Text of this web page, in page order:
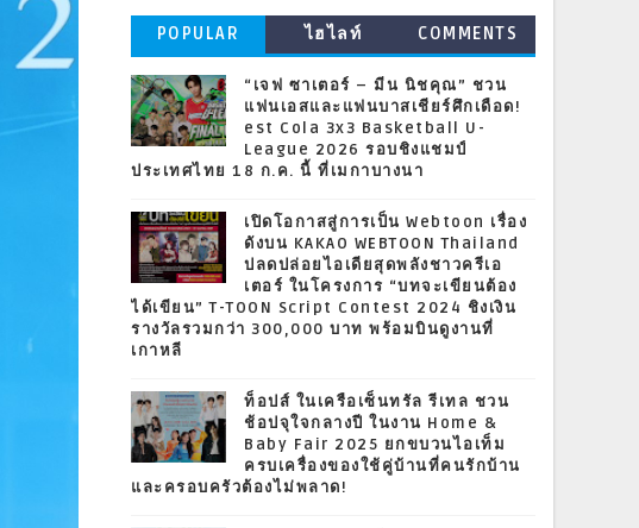
POPULAR ไฮไลท์ COMMENTS
“เจฟ ซาเตอร์ – มีน นิชคุณ” ชวน
แฟนเอสและแฟนบาสเชียร์ศึกเดือด!
est Cola 3x3 Basketball U-
League 2026 รอบชิงแชมป์
ประเทศไทย 18 ก.ค. นี้ ที่เมกาบางนา
เปิดโอกาสสู่การเป็น Webtoon เรื่อง
ดังบน KAKAO WEBTOON Thailand
ปลดปล่อยไอเดียสุดพลังชาวครีเอ
เตอร์ ในโครงการ “บทจะเขียนต้อง
ได้เขียน” T-TOON Script Contest 2024 ชิงเงิน
รางวัลรวมกว่า 300,000 บาท พร้อมบินดูงานที่
เกาหลี
ท็อปส์ ในเครือเซ็นทรัล รีเทล ชวน
ช้อปจุใจกลางปี ในงาน Home &
Baby Fair 2025 ยกขบวนไอเท็ม
ครบเครื่องของใช้คู่บ้านที่คนรักบ้าน
และครอบครัวต้องไม่พลาด!